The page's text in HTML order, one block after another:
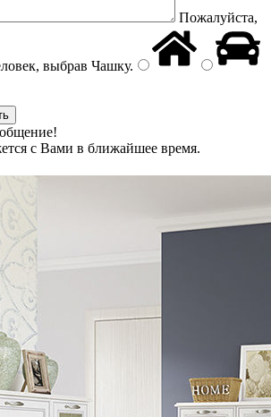
Пожалуйста,
выбрав Чашку.
с Вами в ближайшее время.